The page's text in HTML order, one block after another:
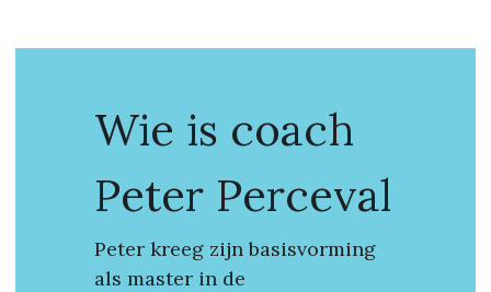
Wie is coach
Peter Perceval
Peter kreeg zijn basisvorming
als master in de